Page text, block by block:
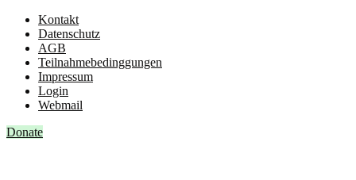
Kontakt
Datenschutz
AGB
Teilnahmebedinggungen
Impressum
Login
Webmail
Donate